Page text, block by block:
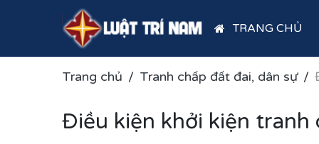
TRANG CHỦ
Trang chủ Tranh chấp đất đai, dân sự
Điều kiện khởi kiện tranh